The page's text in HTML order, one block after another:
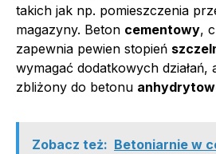
takich jak np. pomieszczenia
magazyny. Beton cementowy,
zapewnia pewien stopień
wymagać dodatkowych działań,
zbliżony do betonu
Zobacz też: Betoniarnie w